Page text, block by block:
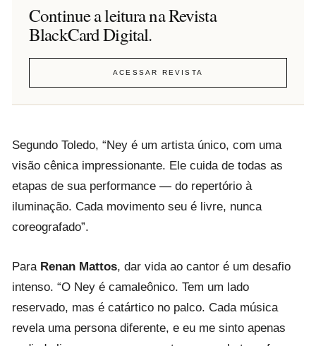
Continue a leitura na Revista
BlackCard Digital.
ACESSAR REVISTA
Segundo Toledo, “Ney é um artista único, com uma
visão cênica impressionante. Ele cuida de todas as
etapas de sua performance — do repertório à
iluminação. Cada movimento seu é livre, nunca
coreografado”.
Para Renan Mattos, dar vida ao cantor é um desafio
intenso. “O Ney é camaleônico. Tem um lado
reservado, mas é catártico no palco. Cada música
revela uma persona diferente, e eu me sinto apenas